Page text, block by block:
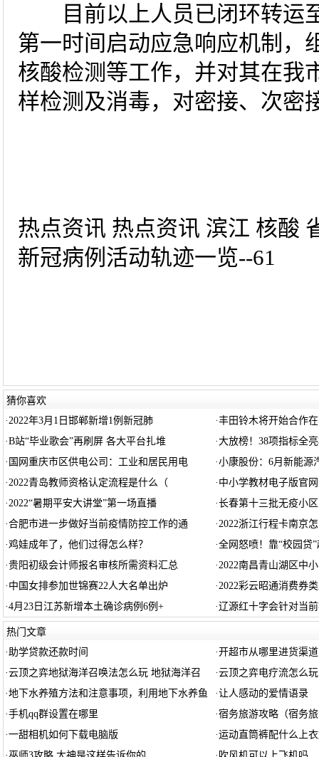
目前以上人员已闭环转运
第一时间启动应急响应机制，
核酸检测等工作，并对其在我
样检测及消毒，对密接、次密
热点资讯 热点资讯 滨江 核酸
新冠病例活动轨迹一览--61
猜你喜欢
·2022年3月1日邯郸新增1例新冠肺 ·丰田铃木将开始合作
·B站“毕业歌会”再刷屏 各大平台扎堆 ·大放榜！38项指标全
· 国网重庆市区供电公司：工业和居民用电 ·小康股份：6月新能源
·2022青岛教师资格认定流程是什么（ · 中小学教材电子版官
·2022“暑期平安大讲堂”第一场直播 ·长春第十三批无疫小
·合肥市进一步做好当前疫情防控工作的通 ·2022浙江行程卡南京
·鸡娃成年了，他们过得怎么样？ ·全网怒喷！靠“校园贷
·贵阳初级会计师报名审核所需资料汇总 ·2022南昌青山湖区中
· 中国女排参加世锦赛22人大名单出炉 ·2022彩云昭通消费券
·4月23日江苏新增本土确诊病例6例+ ·辽源红十字会针对当
热门文章
·助学贷款还款时间 ·开超市从哪里进货渠
·云顶之弈地狱海洋召唤法怎么玩 地狱海洋召 ·云顶之弈电疗流怎么
·地下水养殖方法和注意事项，利用地下水养鱼 ·让人感动的爱情语录
·手机qq群设置在哪里 ·宿务旅游攻略（宿务
·一甜相机如何下载电脑版 ·运动直筒裤配什么上